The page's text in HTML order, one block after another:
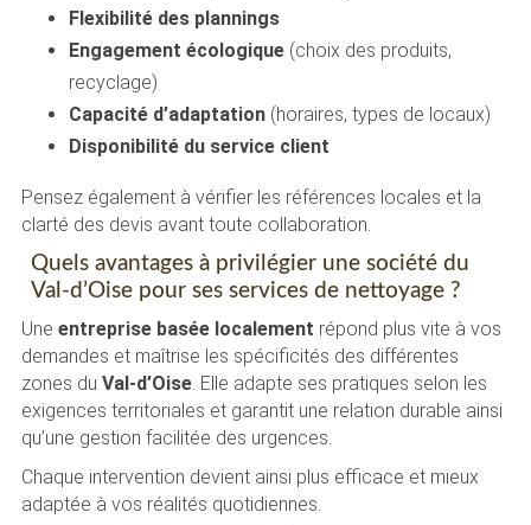
Flexibilité des plannings
Engagement écologique(choix des produits,
recyclage)
Capacité d’adaptation(horaires, types de locaux)
Disponibilité du service client
Pensez également à vérifier les références locales et la
clarté des devis avant toute collaboration.
Quels avantages à privilégier une société du
Val-d’Oise pour ses services de nettoyage ?
Une entreprise basée localement répond plus vite à vos
demandes et maîtrise les spécificités des différentes
zones du Val-d’Oise. Elle adapte ses pratiques selon les
exigences territoriales et garantit une relation durable ainsi
qu’une gestion facilitée des urgences.
Chaque intervention devient ainsi plus efficace et mieux
adaptée à vos réalités quotidiennes.